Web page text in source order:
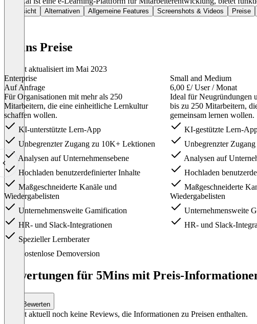
Übersicht Alternativen Allgemeine Features Screenshots & Videos Preise
5Mins Preise
Zuletzt aktualisiert im Mai 2023
Enterprise
Auf Anfrage
Für Organisationen mit mehr als 250
Mitarbeitern, die eine einheitliche Lernkultur
schaffen wollen.
KI-unterstützte Lern-App
Unbegrenzter Zugang zu 10K+ Lektionen
Analysen auf Unternehmensebene
Hochladen benutzerdefinierter Inhalte
Maßgeschneiderte Kanäle und
Wiedergabelisten
Unternehmensweite Gamification
HR- und Slack-Integrationen
Spezieller Lernberater
Small and Medium
6,00 £/ User / Monat
Ideal für Neugründungen
bis zu 250 Mitarbeitern,
gemeinsam lernen wollen.
KI-gestützte Lern-
Unbegrenzter
Analysen auf
Hochladen
Maßgeschneiderte
Wiedergabelisten
Unternehmensweite
HR- und Slack-
Kostenlose Demoversion
Bewertungen für 5Mins mit Preis-
Bewerten
Es gibt aktuell noch keine Reviews, die Informationen zu Preisen enthalten.